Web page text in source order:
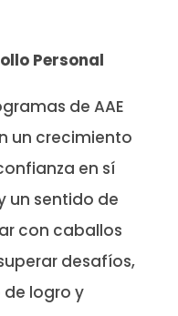
Personal
de AAE
un crecimiento
en sí
un sentido de
con caballos
desafíos,
logro y